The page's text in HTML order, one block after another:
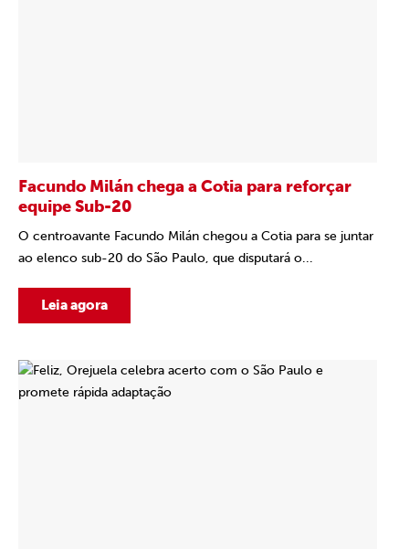
Facundo Milán chega a Cotia para reforçar
equipe Sub-20
O centroavante Facundo Milán chegou a Cotia para se juntar
ao elenco sub-20 do São Paulo, que disputará o...
Leia agora